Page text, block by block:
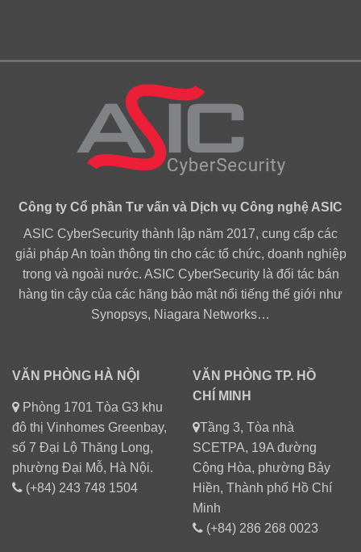
Công ty Cổ phần Tư vấn và Dịch vụ Công nghệ ASIC
ASIC CyberSecurity thành lập năm 2017, cung cấp các
giải pháp An toàn thông tin cho các tổ chức, doanh nghiệp
trong và ngoài nước. ASIC CyberSecurity là đối tác bán
hàng tin cậy của các hãng bảo mật nổi tiếng thế giới như
Synopsys, Niagara Networks…
VĂN PHÒNG HÀ NỘI
Phòng 1701 Tòa G3 khu
đô thị Vinhomes Greenbay,
số 7 Đại Lộ Thăng Long,
phường Đại Mỗ, Hà Nội.
(+84) 243 748 1504
VĂN PHÒNG TP. HỒ
CHÍ MINH
Tầng 3, Tòa nhà
SCETPA, 19A đường
Cộng Hòa, phường Bảy
Hiền, Thành phố Hồ Chí
Minh
(+84) 286 268 0023